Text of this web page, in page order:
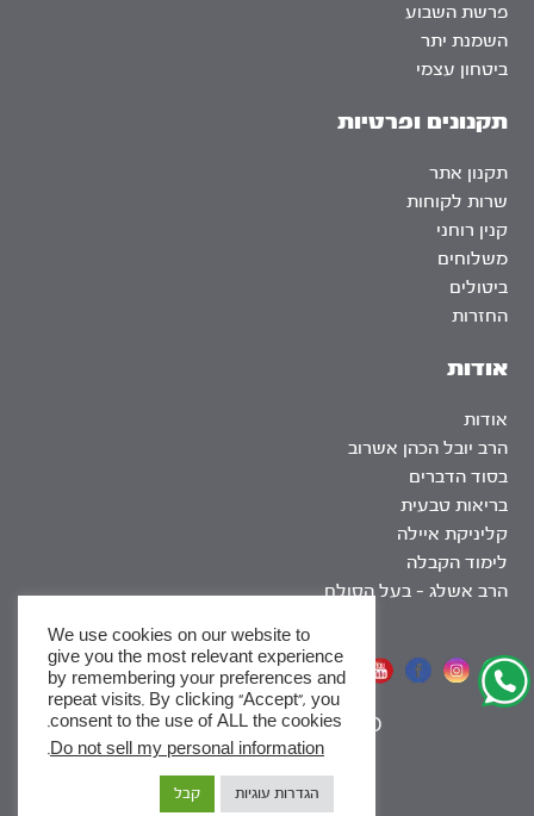
אודות
אודות
הרב יובל הכהן אשרוב
בסוד הדברים
בריאות טבעית
קליניקת איילה
לימוד הקבלה
הרב אשלג – בעל הסולם
פרשת השבוע
השמנת יתר
ביטחון עצמי
תקנונים ופרטיות
תקנון אתר
שרות לקוחות
קנין רוחני
משלוחים
ביטולים
החזרות
אתר שומר שבת
SEO
|
We use cookies on our website to
give you the most relevant experience
by remembering your preferences and
repeat visits. By clicking “Accept”, you
consent to the use of ALL the cookies.
Do not sell my personal information
.
הגדרות עוגיות קבל
x